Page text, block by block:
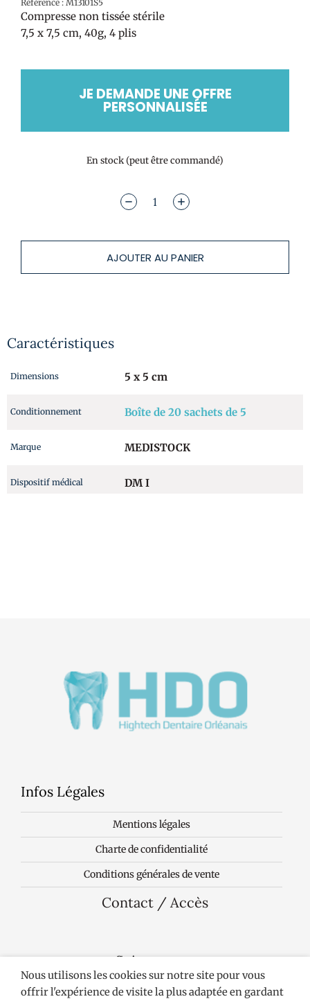
Référence : M13101S5
Compresse non tissée stérile
7,5 x 7,5 cm, 40g, 4 plis
JE DEMANDE UNE OFFRE
PERSONNALISÉE
En stock (peut être commandé)
AJOUTER AU PANIER
Caractéristiques
Dimensions 5 x 5 cm
Conditionnement Boîte de 20 sachets de 5
Marque MEDISTOCK
Dispositif médical DM I
Infos Légales
Mentions légales
Charte de confidentialité
Conditions générales de vente
Contact / Accès
Suivez-nous
Nous utilisons les cookies sur notre site pour vous
offrir l'expérience de visite la plus adaptée en gardant